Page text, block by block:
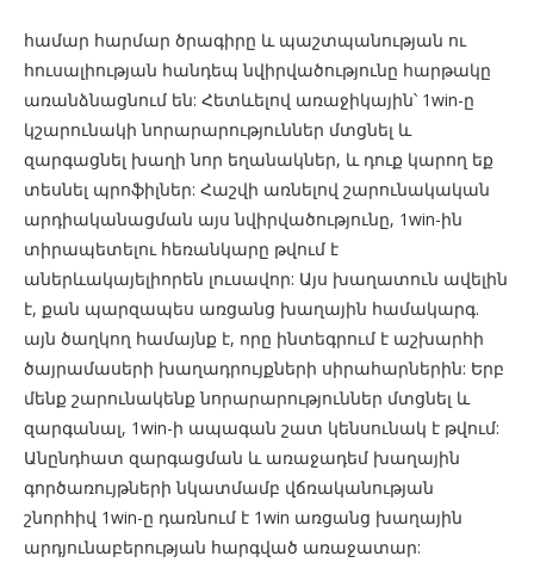
համար հարմար ծրագիրը և պաշտպանության ու
հուսալիության հանդեպ նվիրվածությունը հարթակը
առանձնացնում են: Հետևելով առաջիկային՝ 1win-ը
կշարունակի նորարարություններ մտցնել և
զարգացնել խաղի նոր եղանակներ, և դուք կարող եք
տեսնել պրոֆիլներ: Հաշվի առնելով շարունակական
արդիականացման այս նվիրվածությունը, 1win-ին
տիրապետելու հեռանկարը թվում է
աներևակայելիորեն լուսավոր: Այս խաղատուն ավելին
է, քան պարզապես առցանց խաղային համակարգ.
այն ծաղկող համայնք է, որը ինտեգրում է աշխարհի
ծայրամասերի խաղադրույքների սիրահարներին: Երբ
մենք շարունակենք նորարարություններ մտցնել և
զարգանալ, 1win-ի ապագան շատ կենսունակ է թվում:
Անընդհատ զարգացման և առաջադեմ խաղային
գործառույթների նկատմամբ վճռականության
շնորհիվ 1win-ը դառնում է 1win առցանց խաղային
արդյունաբերության հարգված առաջատար: